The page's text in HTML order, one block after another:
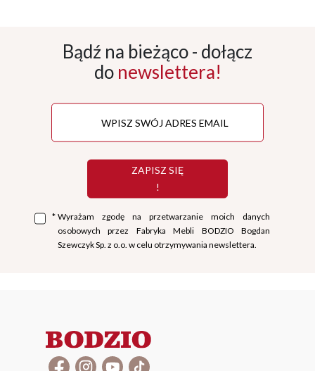
Bądź na bieżąco - dołącz
do newslettera!
ZAPISZ SIĘ
!
* Wyrażam zgodę na przetwarzanie moich danych
osobowych przez Fabryka Mebli BODZIO Bogdan
Szewczyk Sp. z o.o. w celu otrzymywania newslettera.